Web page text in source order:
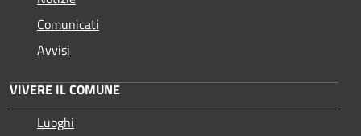
Comunicati
Avvisi
VIVERE IL COMUNE
Luoghi